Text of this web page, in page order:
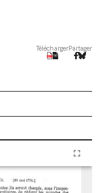
TéléchargerPartager